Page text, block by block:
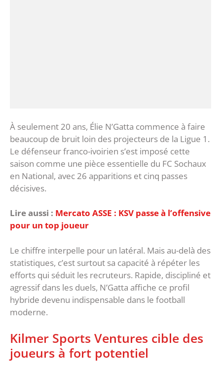
‎À seulement 20 ans, Élie N’Gatta commence à faire
beaucoup de bruit loin des projecteurs de la Ligue 1.
Le défenseur franco-ivoirien s’est imposé cette
saison comme une pièce essentielle du FC Sochaux
en National, avec 26 apparitions et cinq passes
décisives.
Lire aussi : Mercato ASSE : KSV passe à l’offensive
pour un top joueur
‎Le chiffre interpelle pour un latéral. Mais au-delà des
statistiques, c’est surtout sa capacité à répéter les
efforts qui séduit les recruteurs. Rapide, discipliné et
agressif dans les duels, N’Gatta affiche ce profil
hybride devenu indispensable dans le football
moderne.
‎Kilmer Sports Ventures cible des
joueurs à fort potentiel